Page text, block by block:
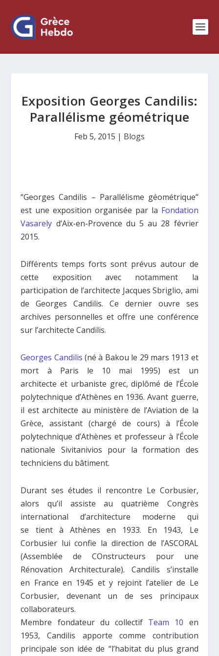
Exposition Georges Candilis:
Parallélisme géométrique
Feb 5, 2015 | Blogs
“Georges Candilis – Parallélisme géométrique”
est une exposition organisée par la Fondation
Vasarely d’Aix-en-Provence du 5 au 28 février
2015.
Différents temps forts sont prévus autour de
cette exposition avec notamment la
participation de l’architecte Jacques Sbriglio, ami
de Georges Candilis. Ce dernier ouvre ses
archives personnelles et offre une conférence
sur l’architecte Candilis.
Georges Candilis(né à Bakou le 29 mars 1913 et
mort à Paris le 10 mai 1995) est un
architecte et urbaniste grec, diplômé de l’École
polytechnique d’Athènes en 1936. Avant guerre,
il est architecte au ministère de l’Aviation de la
Grèce, assistant (chargé de cours) à l’École
polytechnique d’Athènes et professeur à l’École
nationale Sivitanivios pour la formation des
techniciens du bâtiment.
Durant ses études il rencontre Le Corbusier,
alors qu’il assiste au quatrième Congrès
international d’architecture moderne qui
se tient à Athènes en 1933. En 1943, Le
Corbusier lui confie la direction de l’ASCORAL
(Assemblée de COnstructeurs pour une
Rénovation Architecturale). Candilis s’installe
en France en 1945 et y rejoint l’atelier de Le
Corbusier, devenant un de ses principaux
collaborateurs.
Membre fondateur du collectif Team 10 en
1953, Candilis apporte comme contribution
principale son idée de “l’habitat du plus grand